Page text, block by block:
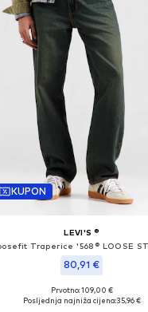
KUPON
LEVI'S ®
80,91 €
Dostupno u više veličina
Prvotno: 109,00 €
Posljednja najniža cijena:35,96 €